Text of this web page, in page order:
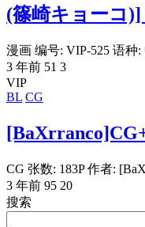
(篠崎キョーコ
漫画 编号: VIP-525 语种
3 年前 51 3
VIP
BL CG
CG 张数: 183P 作者:
3 年前 95 20
搜索